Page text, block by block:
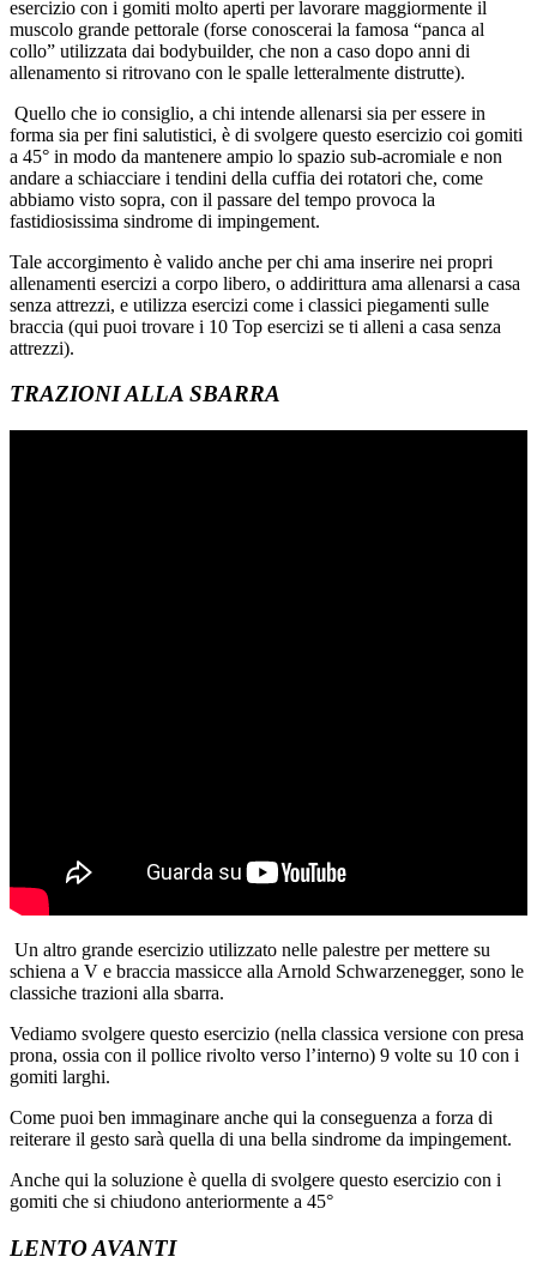
esercizio con i gomiti molto aperti per lavorare maggiormente il
muscolo grande pettorale (forse conoscerai la famosa “panca al
collo” utilizzata dai bodybuilder, che non a caso dopo anni di
allenamento si ritrovano con le spalle letteralmente distrutte).
Quello che io consiglio, a chi intende allenarsi sia per essere in
forma sia per fini salutistici, è di svolgere questo esercizio coi gomiti
a 45° in modo da mantenere ampio lo spazio sub-acromiale e non
andare a schiacciare i tendini della cuffia dei rotatori che, come
abbiamo visto sopra, con il passare del tempo provoca la
fastidiosissima sindrome di impingement.
Tale accorgimento è valido anche per chi ama inserire nei propri
allenamenti esercizi a corpo libero, o addirittura ama allenarsi a casa
senza attrezzi, e utilizza esercizi come i classici piegamenti sulle
braccia (qui puoi trovare i 10 Top esercizi se ti alleni a casa senza
attrezzi).
TRAZIONI ALLA SBARRA
Un altro grande esercizio utilizzato nelle palestre per mettere su
schiena a V e braccia massicce alla Arnold Schwarzenegger, sono le
classiche trazioni alla sbarra.
Vediamo svolgere questo esercizio (nella classica versione con presa
prona, ossia con il pollice rivolto verso l’interno) 9 volte su 10 con i
gomiti larghi.
Come puoi ben immaginare anche qui la conseguenza a forza di
reiterare il gesto sarà quella di una bella sindrome da impingement.
Anche qui la soluzione è quella di svolgere questo esercizio con i
gomiti che si chiudono anteriormente a 45°
LENTO AVANTI